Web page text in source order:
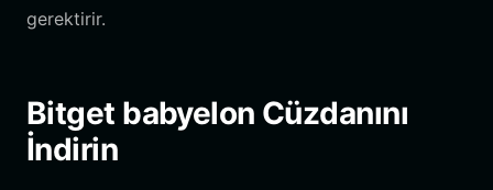
gerektirir.
Bitget babyelon Cüzdanını
İndirin